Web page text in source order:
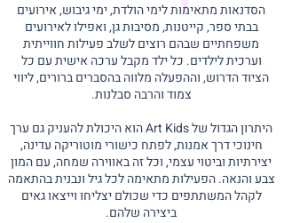
הסדנאות מתאימות לימי הולדת, ימי גיבוש, אירועים
בבתי ספר, קייטנות, מסיבות גן, ואפילו לאירועים
משפחתיים שבהם רוצים לשלב פעילות חווייתית
וערכית לילדים. כל ילד מקבל ערכה אישית עם כל
הציוד הדרוש, וההפעלה מלווה בהסברים ברורים, ליווי
צמוד והרבה סבלנות.
היתרון הגדול של Art Kids הוא היכולת להעניק גם ערך
חינוכי דרך אמנות, לפתח כישורי מוטוריקה עדינה,
יצירתיות וביטוי עצמי, וכל זה באווירה שמחה, עם המון
צבע והנאה. הפעילות מתאימה לכל גיל ונבנית בהתאמה
לקהל המשתתפים כדי שכולם יצליחו וייצאו גאים
ביצירה שלהם.